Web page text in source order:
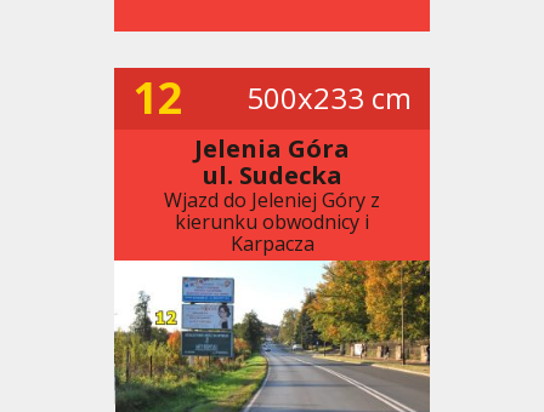
12 500x233 cm
Jelenia Góra
ul. Sudecka
Wjazd do Jeleniej Góry z
kierunku obwodnicy i
Karpacza